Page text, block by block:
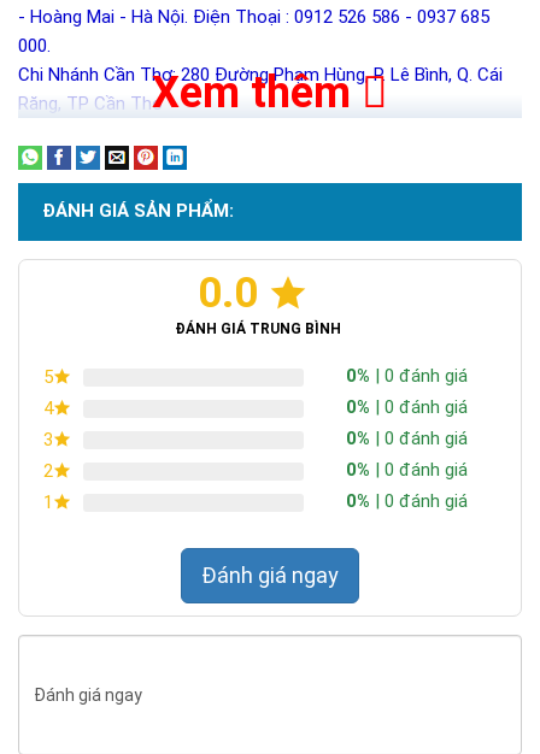
- Hoàng Mai - Hà Nội. Điện Thoại : 0912 526 586 - 0937 685
000.
Chi Nhánh Cần Thơ: 280 Đường Phạm Hùng, P. Lê Bình, Q. Cái
Răng, TP Cần ThơXem thêm
ĐÁNH GIÁ SẢN PHẨM:
0.0
ĐÁNH GIÁ TRUNG BÌNH
5 0% | 0 đánh giá
4
0% | 0 đánh giá
3
0% | 0 đánh giá
2
0% | 0 đánh giá
1
0% | 0 đánh giá
Đánh giá ngay
Đánh giá ngay